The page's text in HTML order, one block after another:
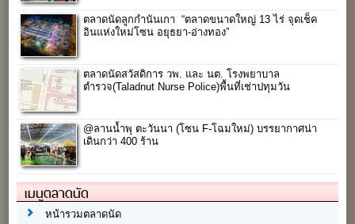
ตลาดนัดลูกกำนันเกา “ตลาดขนาดใหญ่ 13 ไร่ จุดเช็ค
อินแห่งใหม่โซน อยุธยา-อ่างทอง”
ตลาดนัดสวัสดิการ วพ. และ นต. โรงพยาบาล
ตำรวจ(Taladnut Nurse Police)พื้นที่เช่าปทุมวัน
@ลานน้ำพุ ตะวันนา (โซน F-โฉมใหม่) บรรยากาศน่า
เดินกว่า 400 ร้าน
เมนูตลาดนัด
หน้ารวมตลาดนัด